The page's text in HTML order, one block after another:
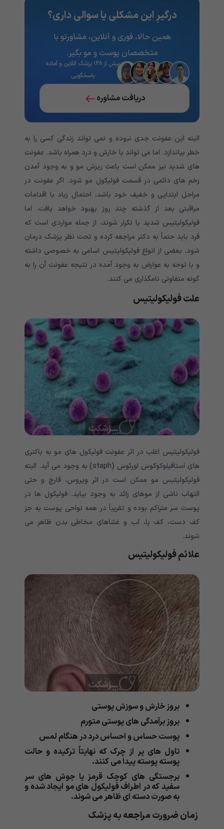
درگیرِ این مشکلی یا سوالی داری؟
همین حالا، فوری و آنلاین، مشاورتو با
متخصصان پوست و مو بگیر.
بیش از ۱۶۸ پزشک آنلاین و آماده
پاسخگویی
دریافت مشاوره
البته این عفونت جدی نبوده و نمی تواند زندگی کسی را به
خطر بیاندازد. اما می تواند با خارش و درد همراه باشد. عفونت
های شدید نیز ممکن است باعث ریزش مو و به وجود آمدن
زخم های دائمی در قسمت فولیکول مو شود. اگر عفونت در
مراحل ابتدایی و خفیف خود باشد، احتمال زیاد با اقدامات
مراقبتی بعد از گذشته چند روز بهبود خواهد یافت. اما
فولیکولیتیس شدید یا تکرار شوند، از جمله مواردی است که
فرد باید حتماً به دکتر مراجعه کرده و تحت نظر پزشک درمان
شود. بعضی از انواع فولیکولیتیس اسامی به خصوصی داشته
و با توجه به عوارض به وجود آمده در نتیجه عفونت آن را به
گونه متفاوتی نامگذاری می کنند.
علت فولیکولیتیس
فولیکولیتیس اغلب در اثر عفونت فولیکول های مو به باکتری
های استافیلوکوکوس اورئوس (staph) به وجود می آید. البته
فولیکولیتیس مو ممکن است در اثر ویروس، قارچ و حتی
التهاب ناشی از موهای زائد به وجود بیاید. فولیکول ها در
پوست سر متراکم بوده و تقریباً در همه نواحی پوست به جز
کف دست، کف پا، لب و غشاهای مخاطی بدن ظاهر می
شوند.
علائم فولیکولیتیس
بروز خارش و سوزش پوستی
بروز برآمدگی های پوستی متورم
پوست حساس و احساس درد در هنگام لمس
تاول های پر از چرک که نهایتاً ترکیده و حالت
پوسته پوسته پیدا می کنند.
برجستگی های کوچک قرمز یا جوش های سر
سفید که در اطراف فولیکول های مو ایجاد شده و
به صورت دسته ای ظاهر می شوند.
زمان ضرورت مراجعه به پزشک